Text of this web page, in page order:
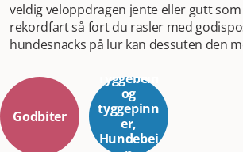
veldig veloppdragen jente eller gutt
rekordfart så fort du rasler med
hundesnacks på lur kan dessuten den
fortjener en godbit eller ti). Har du en
etter knasende sprø godbiter?
simpelthen ELSKER godbiter, unge som
uavhengig av rase. Snacks til hund kan
Godbiter
Tyggebein
og
tyggepinn
er,
Hundebei